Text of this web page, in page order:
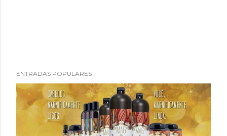
u
b
ENTRADAS POPULARES